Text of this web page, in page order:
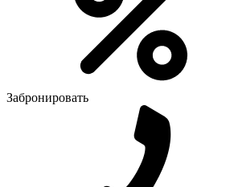
Забронировать